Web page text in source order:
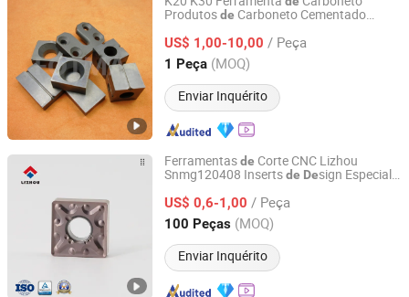
Produtosde Carboneto Cementado
US$ 1,00-10,00 / Peça
1 Peça (MOQ)
Enviar Inquérito
Hubei Fotma Machinery Co., Ltd.
Hubei, China Desde 2008
Ferramentasde Corte CNC Lizhou
Snmg120408 Insertsde Design Especial
deCimento Lizhou
US$ 0,6-1,00 / Peça
100 Peças (MOQ)
Enviar Inquérito
Zhuzhou Lizhou Cemented Carbide Co., Ltd.
Hunan, China Desde 2014